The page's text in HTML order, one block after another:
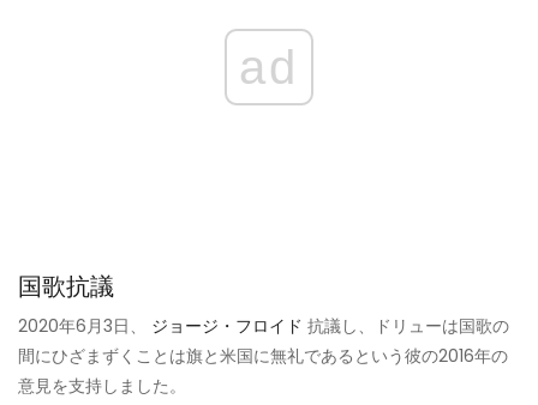
ad
国歌抗議
2020年6月3日、 ジョージ・フロイド 抗議し、ドリューは国歌の
間にひざまずくことは旗と米国に無礼であるという彼の2016年の
意見を支持しました。